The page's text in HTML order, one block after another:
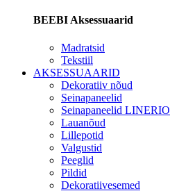
BEEBI Aksessuaarid
Madratsid
Tekstiil
AKSESSUAARID
Dekoratiiv nõud
Seinapaneelid
Seinapaneelid LINERIO
Lauanõud
Lillepotid
Valgustid
Peeglid
Pildid
Dekoratiivesemed